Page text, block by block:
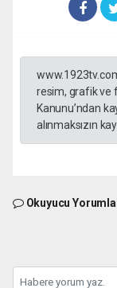
resim, grafik ve
Kanunu’ndan
alınmaksızın
Okuyucu